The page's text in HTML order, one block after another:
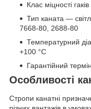
Клас міцності
Тип каната —
7668-80, 2688-80
Температурний
+100 °С
Гарантійний
Особливості
Стропи канатні